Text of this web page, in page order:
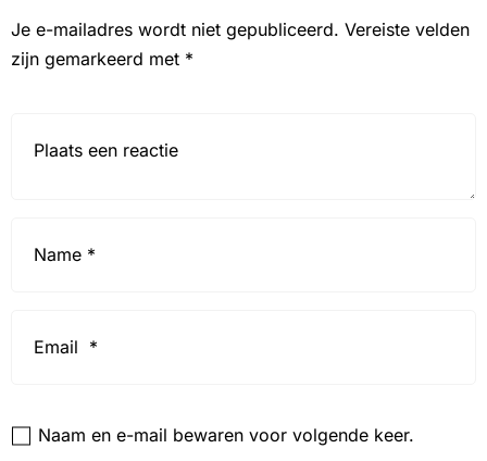
Je e-mailadres wordt niet gepubliceerd. Vereiste velden
zijn gemarkeerd met *
Naam en e-mail bewaren voor volgende keer.